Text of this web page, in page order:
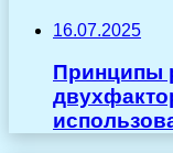
16.07.2025
Принципы